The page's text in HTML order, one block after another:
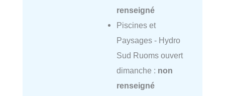
renseigné
Piscines et
Paysages - Hydro
Sud Ruoms ouvert
dimanche : non
renseigné